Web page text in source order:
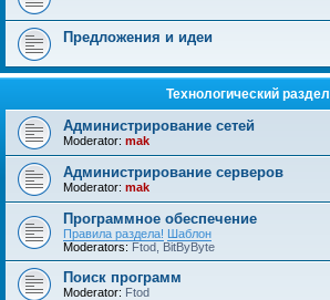
Предложения и идеи
Технологический раздел
Администрирование сетей
Moderator: mak
Администрирование серверов
Moderator: mak
Программное обеспечение
Правила раздела! Шаблон
Moderators: Ftod BitByByte
Поиск программ
Moderator: Ftod